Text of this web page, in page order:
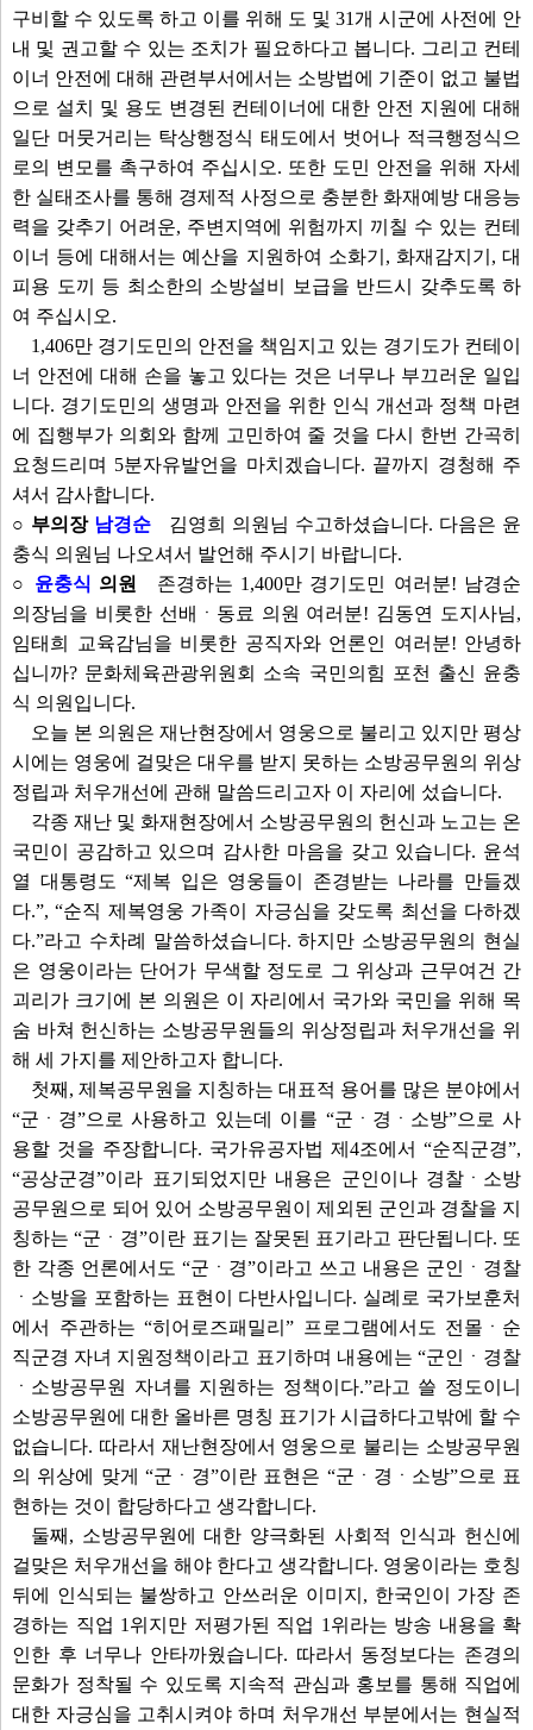
구비할 수 있도록 하고 이를 위해 도 및 31개 시군에 사전에 안
내 및 권고할 수 있는 조치가 필요하다고 봅니다. 그리고 컨테
이너 안전에 대해 관련부서에서는 소방법에 기준이 없고 불법
으로 설치 및 용도 변경된 컨테이너에 대한 안전 지원에 대해
일단 머뭇거리는 탁상행정식 태도에서 벗어나 적극행정식으
로의 변모를 촉구하여 주십시오. 또한 도민 안전을 위해 자세
한 실태조사를 통해 경제적 사정으로 충분한 화재예방 대응능
력을 갖추기 어려운, 주변지역에 위험까지 끼칠 수 있는 컨테
이너 등에 대해서는 예산을 지원하여 소화기, 화재감지기, 대
피용 도끼 등 최소한의 소방설비 보급을 반드시 갖추도록 하
여 주십시오.
1,406만 경기도민의 안전을 책임지고 있는 경기도가 컨테이
너 안전에 대해 손을 놓고 있다는 것은 너무나 부끄러운 일입
니다. 경기도민의 생명과 안전을 위한 인식 개선과 정책 마련
에 집행부가 의회와 함께 고민하여 줄 것을 다시 한번 간곡히
요청드리며 5분자유발언을 마치겠습니다. 끝까지 경청해 주
셔서 감사합니다.
○ 부의장 남경순
김영희 의원님 수고하셨습니다. 다음은 윤
충식 의원님 나오셔서 발언해 주시기 바랍니다.
○ 윤충식 의원
존경하는 1,400만 경기도민 여러분! 남경순
의장님을 비롯한 선배ㆍ동료 의원 여러분! 김동연 도지사님,
임태희 교육감님을 비롯한 공직자와 언론인 여러분! 안녕하
십니까? 문화체육관광위원회 소속 국민의힘 포천 출신 윤충
식 의원입니다.
오늘 본 의원은 재난현장에서 영웅으로 불리고 있지만 평상
시에는 영웅에 걸맞은 대우를 받지 못하는 소방공무원의 위상
정립과 처우개선에 관해 말씀드리고자 이 자리에 섰습니다.
각종 재난 및 화재현장에서 소방공무원의 헌신과 노고는 온
국민이 공감하고 있으며 감사한 마음을 갖고 있습니다. 윤석
열 대통령도 “제복 입은 영웅들이 존경받는 나라를 만들겠
다.”, “순직 제복영웅 가족이 자긍심을 갖도록 최선을 다하겠
다.”라고 수차례 말씀하셨습니다. 하지만 소방공무원의 현실
은 영웅이라는 단어가 무색할 정도로 그 위상과 근무여건 간
괴리가 크기에 본 의원은 이 자리에서 국가와 국민을 위해 목
숨 바쳐 헌신하는 소방공무원들의 위상정립과 처우개선을 위
해 세 가지를 제안하고자 합니다.
첫째, 제복공무원을 지칭하는 대표적 용어를 많은 분야에서
“군ㆍ경”으로 사용하고 있는데 이를 “군ㆍ경ㆍ소방”으로 사
용할 것을 주장합니다. 국가유공자법 제4조에서 “순직군경”,
“공상군경”이라 표기되었지만 내용은 군인이나 경찰ㆍ소방
공무원으로 되어 있어 소방공무원이 제외된 군인과 경찰을 지
칭하는 “군ㆍ경”이란 표기는 잘못된 표기라고 판단됩니다. 또
한 각종 언론에서도 “군ㆍ경”이라고 쓰고 내용은 군인ㆍ경찰
ㆍ소방을 포함하는 표현이 다반사입니다. 실례로 국가보훈처
에서 주관하는 “히어로즈패밀리” 프로그램에서도 전몰ㆍ순
직군경 자녀 지원정책이라고 표기하며 내용에는 “군인ㆍ경찰
ㆍ소방공무원 자녀를 지원하는 정책이다.”라고 쓸 정도이니
소방공무원에 대한 올바른 명칭 표기가 시급하다고밖에 할 수
없습니다. 따라서 재난현장에서 영웅으로 불리는 소방공무원
의 위상에 맞게 “군ㆍ경”이란 표현은 “군ㆍ경ㆍ소방”으로 표
현하는 것이 합당하다고 생각합니다.
둘째, 소방공무원에 대한 양극화된 사회적 인식과 헌신에
걸맞은 처우개선을 해야 한다고 생각합니다. 영웅이라는 호칭
뒤에 인식되는 불쌍하고 안쓰러운 이미지, 한국인이 가장 존
경하는 직업 1위지만 저평가된 직업 1위라는 방송 내용을 확
인한 후 너무나 안타까웠습니다. 따라서 동정보다는 존경의
문화가 정착될 수 있도록 지속적 관심과 홍보를 통해 직업에
대한 자긍심을 고취시켜야 하며 처우개선 부분에서는 현실적